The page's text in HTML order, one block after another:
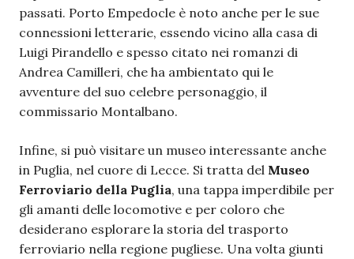
passati. Porto Empedocle è noto anche per le sue
connessioni letterarie, essendo vicino alla casa di
Luigi Pirandello e spesso citato nei romanzi di
Andrea Camilleri, che ha ambientato qui le
avventure del suo celebre personaggio, il
commissario Montalbano.
Infine, si può visitare un museo interessante anche
in Puglia, nel cuore di Lecce. Si tratta del Museo
Ferroviario della Puglia, una tappa imperdibile per
gli amanti delle locomotive e per coloro che
desiderano esplorare la storia del trasporto
ferroviario nella regione pugliese. Una volta giunti